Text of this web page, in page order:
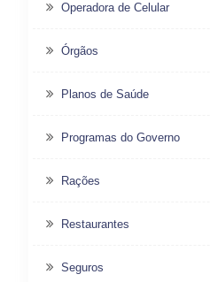
Operadora de Celular
Órgãos
Planos de Saúde
Programas do Governo
Rações
Restaurantes
Seguros